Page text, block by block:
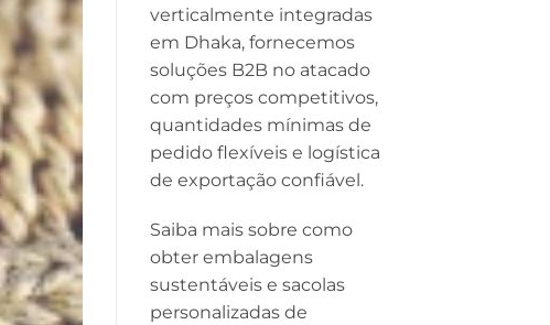
verticalmente integradas
em Dhaka, fornecemos
soluções B2B no atacado
com preços competitivos,
quantidades mínimas de
pedido flexíveis e logística
de exportação confiável.
Saiba mais sobre como
obter embalagens
sustentáveis ​​e sacolas
personalizadas de